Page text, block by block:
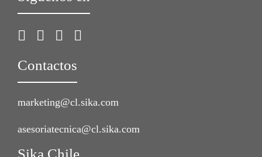
Contactos
marketing@cl.sika.com
asesoriatecnica@cl.sika.com